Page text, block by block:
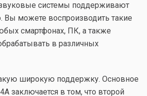
системы поддерживают
Вы можете воспроизводить такие
смартфонах, ПК, а также
в различных
широкую поддержку. Основное
заключается в том, что второй